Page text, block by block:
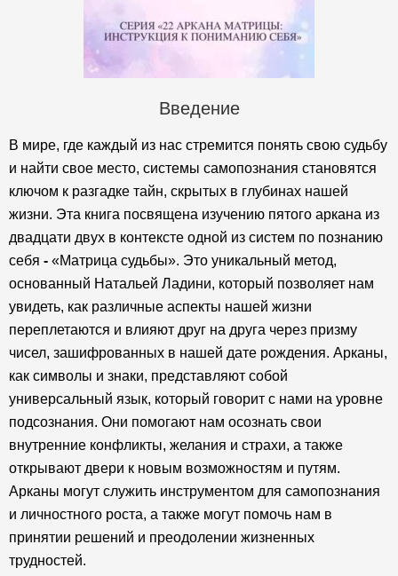
Введение
В мире, где каждый из нас стремится понять свою судьбу
и найти свое место, системы самопознания становятся
ключом к разгадке тайн, скрытых в глубинах нашей
жизни. Эта книга посвящена изучению пятого аркана из
двадцати двух в контексте одной из систем по познанию
себя - «Матрица судьбы». Это уникальный метод,
основанный Натальей Ладини, который позволяет нам
увидеть, как различные аспекты нашей жизни
переплетаются и влияют друг на друга через призму
чисел, зашифрованных в нашей дате рождения. Арканы,
как символы и знаки, представляют собой
универсальный язык, который говорит с нами на уровне
подсознания. Они помогают нам осознать свои
внутренние конфликты, желания и страхи, а также
открывают двери к новым возможностям и путям.
Арканы могут служить инструментом для самопознания
и личностного роста, а также могут помочь нам в
принятии решений и преодолении жизненных
трудностей.